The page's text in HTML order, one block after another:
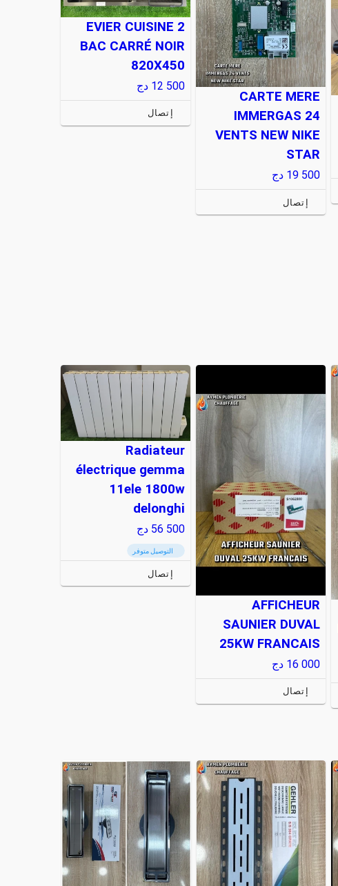
CARTE MERE
IMMERGAS 24
VENTS NEW NIKE
STAR
19 500 دج
إتصال
EVIER CUISINE 2
BAC CARRÉ NOIR
820X450
12 500 دج
إتصال
AFFICHEUR
SAUNIER DUVAL
25KW FRANCAIS
16 000 دج
إتصال
Radiateur
électrique gemma
11ele 1800w
delonghi
56 500 دج
التوصيل متوفر
إتصال